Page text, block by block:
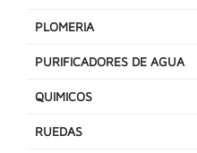
PLOMERIA
PURIFICADORES DE AGUA
QUIMICOS
RUEDAS